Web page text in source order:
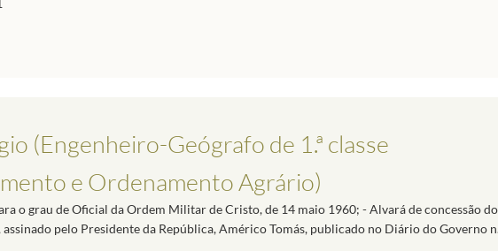
(Engenheiro-Geógrafo de 1.ª classe
e Ordenamento Agrário)
o grau de Oficial da Ordem Militar de Cristo, de 14 maio 1960; - Alvará de concessão
pelo Presidente da República, Américo Tomás, publicado no Diário do Governo